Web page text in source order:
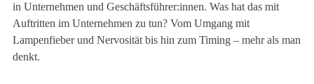
in Unternehmen und Geschäftsführer:innen. Was hat das mit
Auftritten im Unternehmen zu tun? Vom Umgang mit
Lampenfieber und Nervosität bis hin zum Timing – mehr als man
denkt.